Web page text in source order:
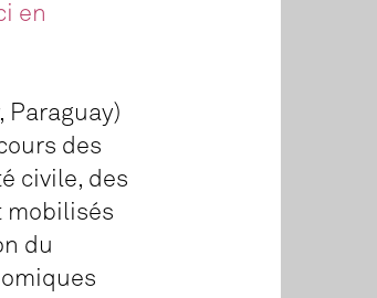
en
Paraguay)
des
civile, des
mobilisés
du